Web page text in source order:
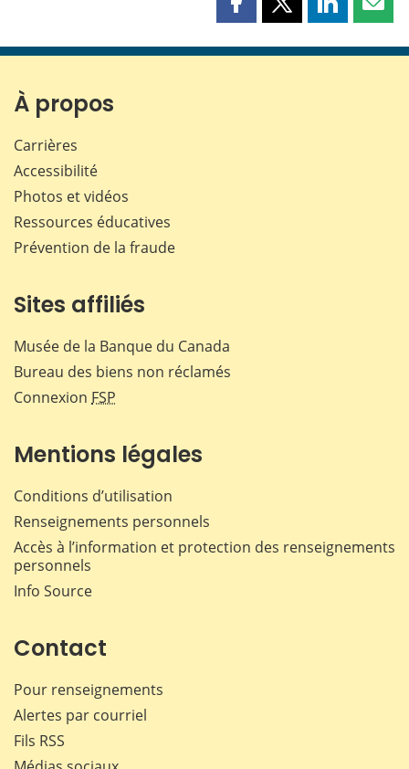
Partager
page
Partager
page
Partager
page page
À propos
Carrières
Accessibilité
Photos et vidéos
Ressources éducatives
Prévention de la fraude
Sites affiliés
Musée de la Banque du Canada
Bureau des biens non réclamés
Connexion FSP
Mentions légales
Conditions d’utilisation
Renseignements personnels
Accès à l’information et protection des renseignements
personnels
Info Source
Contact
Pour renseignements
Alertes par courriel
Fils RSS